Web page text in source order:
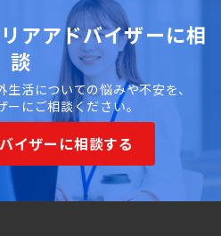
アアドバイザーに相
談
活についての悩みや不安を、
にご相談ください。
イザーに相談する